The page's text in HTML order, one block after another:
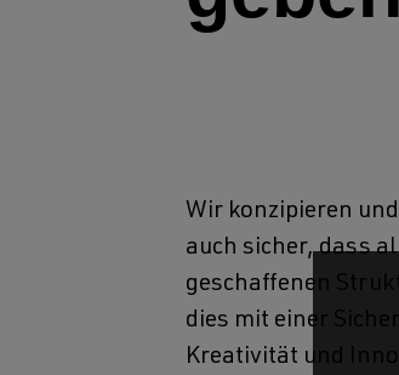
Wir konzipieren
auch sicher, dass
geschaffenen
dies mit einer
Kreativität und